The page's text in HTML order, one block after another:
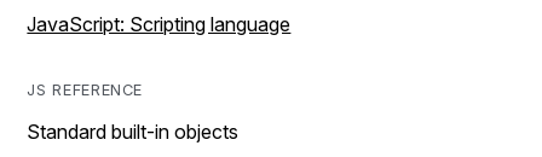
JavaScript: Scripting language
JS REFERENCE
Standard built-in objects